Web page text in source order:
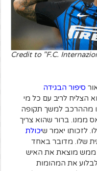
Credit to "F.C.
סיפור הבגידה
הצליח לריב עם כל מי
מההרכב למשך תקופה
ממנו. ברור שהוא צריך
לזכותו יאמר שיכולת
שלו. מדובר באחד
ממש מוצאת את האיש
את המהומות